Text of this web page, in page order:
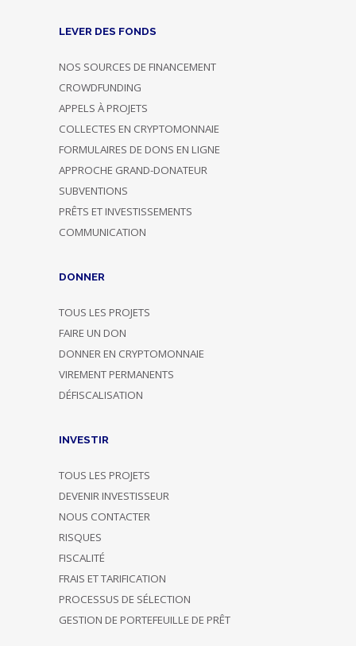
LEVER DES FONDS
NOS SOURCES DE FINANCEMENT
CROWDFUNDING
APPELS À PROJETS
COLLECTES EN CRYPTOMONNAIE
FORMULAIRES DE DONS EN LIGNE
APPROCHE GRAND-DONATEUR
SUBVENTIONS
PRÊTS ET INVESTISSEMENTS
COMMUNICATION
DONNER
TOUS LES PROJETS
FAIRE UN DON
DONNER EN CRYPTOMONNAIE
VIREMENT PERMANENTS
DÉFISCALISATION
INVESTIR
TOUS LES PROJETS
DEVENIR INVESTISSEUR
NOUS CONTACTER
RISQUES
FISCALITÉ
FRAIS ET TARIFICATION
PROCESSUS DE SÉLECTION
GESTION DE PORTEFEUILLE DE PRÊT